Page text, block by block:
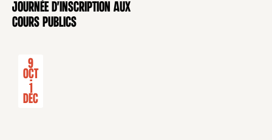
CONFÉRENCE
Journée d'inscription aux
cours publics
9
Oct
-
1
Déc